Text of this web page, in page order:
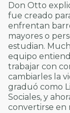
Don Otto
fue creado
enfrentan
mayores o
estudian.
equipo
trabajar con
cambiarles la
graduó como
Sociales, y
convertirse en